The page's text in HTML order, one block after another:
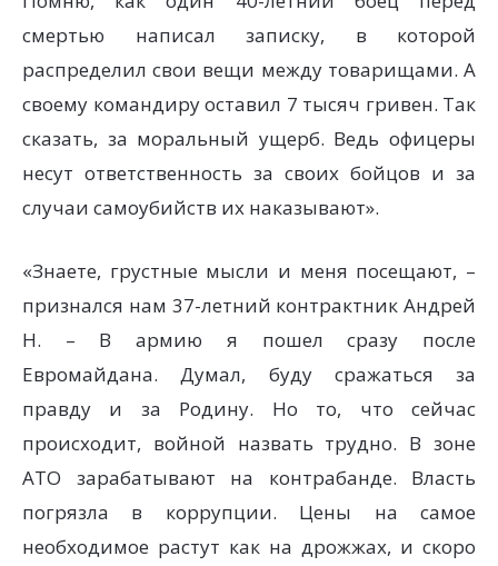
смертью написал записку, в которой
распределил свои вещи между товарищами. А
своему командиру оставил 7 тысяч гривен. Так
сказать, за моральный ущерб. Ведь офицеры
несут ответственность за своих бойцов и за
случаи самоубийств их наказывают».
«Знаете, грустные мысли и меня посещают, –
признался нам 37-летний контрактник Андрей
Н. – В армию я пошел сразу после
Евромайдана. Думал, буду сражаться за
правду и за Родину. Но то, что сейчас
происходит, войной назвать трудно. В зоне
АТО зарабатывают на контрабанде. Власть
погрязла в коррупции. Цены на самое
необходимое растут как на дрожжах, и скоро